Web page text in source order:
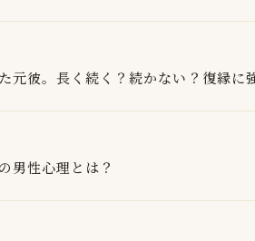
元彼。長く続く？続かない？復縁に
男性心理とは？